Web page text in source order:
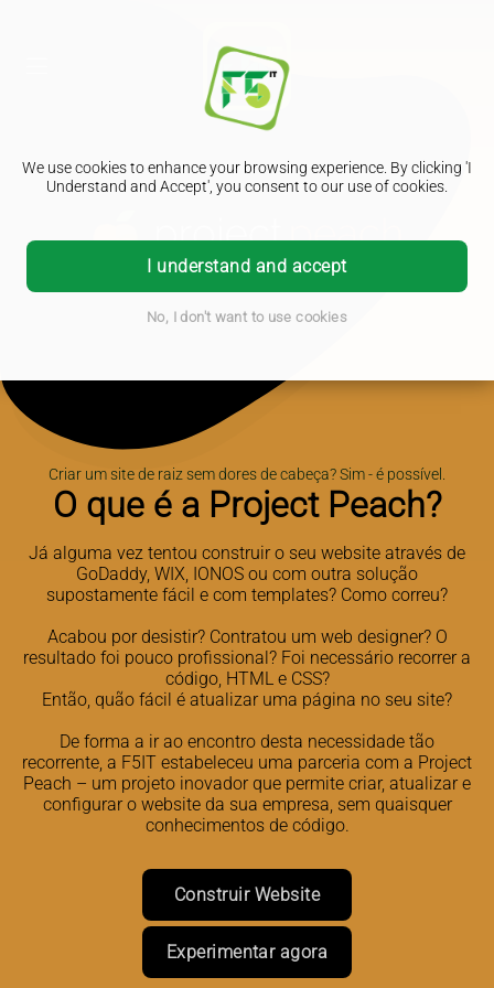
We use cookies to enhance your browsing experience. By clicking 'I
Understand and Accept', you consent to our use of cookies.
I understand and accept
No, I don't want to use cookies
Criar um site de raiz sem dores de cabeça? Sim - é possível.
O que é a Project Peach?
Já alguma vez tentou construir o seu website através de
GoDaddy, WIX, IONOS ou com outra solução
supostamente fácil e com templates? Como correu?
Acabou por desistir? Contratou um web designer? O
resultado foi pouco profissional? Foi necessário recorrer a
código, HTML e CSS?
Então, quão fácil é atualizar uma página no seu site?
De forma a ir ao encontro desta necessidade tão
recorrente, a F5IT estabeleceu uma parceria com a Project
Peach – um projeto inovador que permite criar, atualizar e
configurar o website da sua empresa, sem quaisquer
conhecimentos de código.
Construir Website
Experimentar agora